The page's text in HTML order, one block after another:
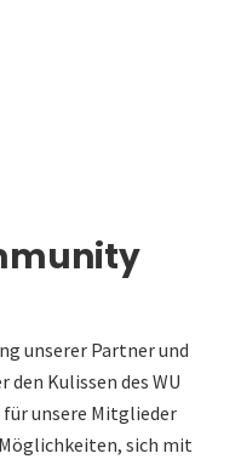
unserer Partner und
Kulissen des WU
unsere Mitglieder
sich mit